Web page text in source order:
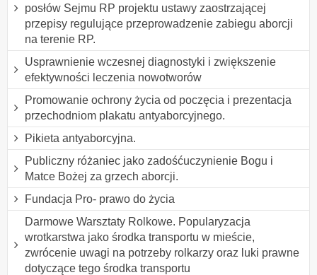
posłów Sejmu RP projektu ustawy zaostrzającej
przepisy regulujące przeprowadzenie zabiegu aborcji
na terenie RP.
Usprawnienie wczesnej diagnostyki i zwiększenie
efektywności leczenia nowotworów
Promowanie ochrony życia od poczęcia i prezentacja
przechodniom plakatu antyaborcyjnego.
Pikieta antyaborcyjna.
Publiczny różaniec jako zadośćuczynienie Bogu i
Matce Bożej za grzech aborcji.
Fundacja Pro- prawo do życia
Darmowe Warsztaty Rolkowe. Popularyzacja
wrotkarstwa jako środka transportu w mieście,
zwrócenie uwagi na potrzeby rolkarzy oraz luki prawne
dotyczące tego środka transportu